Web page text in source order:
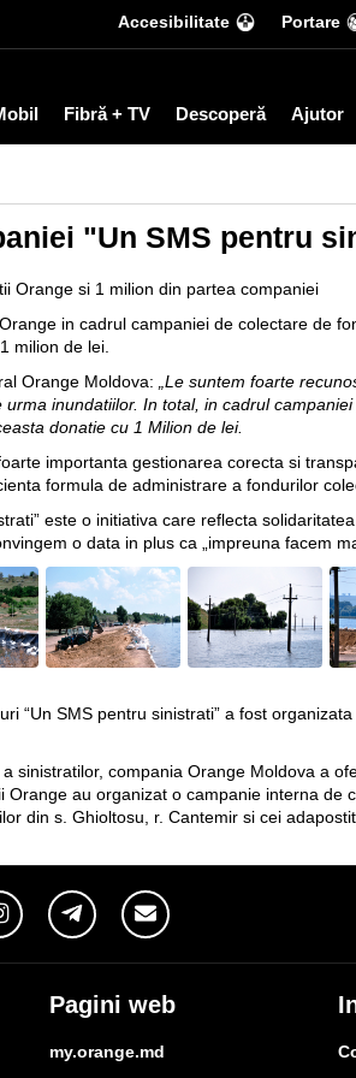
Accesibilitate Portare
Fibră + TV Descoperă Ajutor
"Un SMS pentru
Orange si 1 milion din partea companiei
in cadrul campaniei de colectare de
milion de lei.
Orange Moldova:
„Le suntem foarte
inundatiilor. In total, in cadrul
donatie cu 1 Milion de lei.
importanta gestionarea corecta si
formula de administrare a fondurilor
este o initiativa care reflecta
o data in plus ca „impreuna facem
“Un SMS pentru sinistrati” a fost
sinistratilor, compania Orange Moldova a
Orange au organizat o campanie interna
din s. Ghioltosu, r. Cantemir si cei
Pagini web
my.orange.md